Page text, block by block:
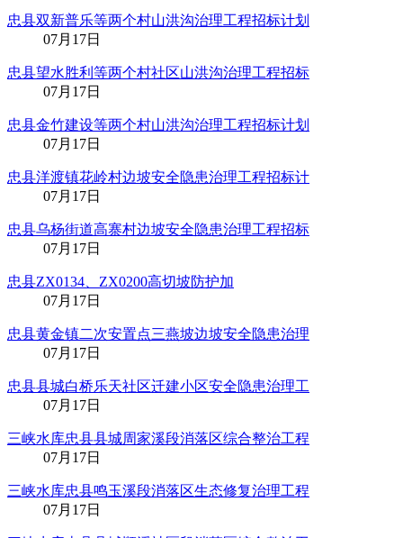
忠县双新普乐等两个村山洪沟治理工程招标计划
07月17日
忠县望水胜利等两个村社区山洪沟治理工程招标
07月17日
忠县金竹建设等两个村山洪沟治理工程招标计划
07月17日
忠县洋渡镇花岭村边坡安全隐患治理工程招标计
07月17日
忠县乌杨街道高寨村边坡安全隐患治理工程招标
07月17日
忠县ZX0134、ZX0200高切坡防护加
07月17日
忠县黄金镇二次安置点三燕坡边坡安全隐患治理
07月17日
忠县县城白桥乐天社区迁建小区安全隐患治理工
07月17日
三峡水库忠县县城周家溪段消落区综合整治工程
07月17日
三峡水库忠县鸣玉溪段消落区生态修复治理工程
07月17日